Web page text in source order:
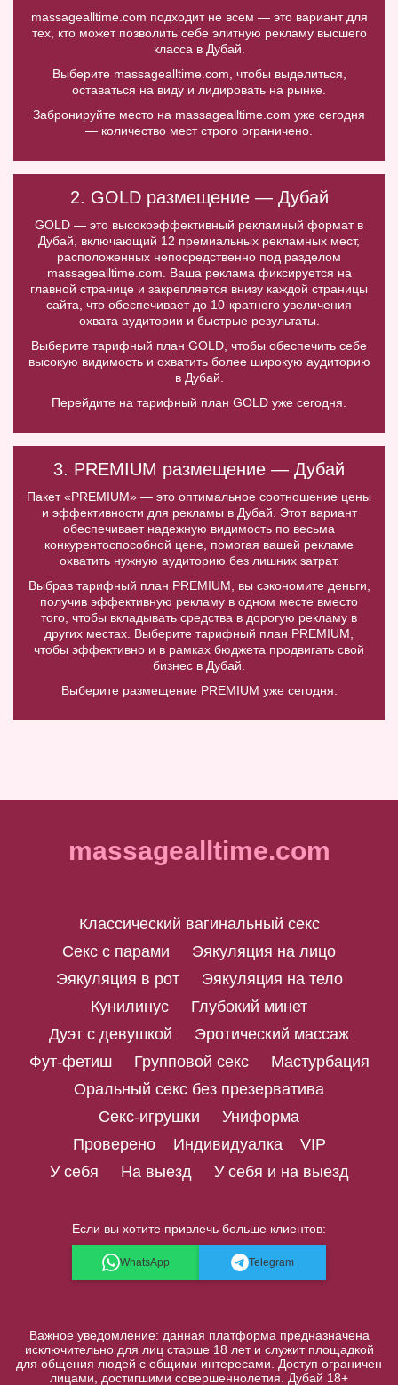
massagealltime.com подходит не всем — это вариант для
тех, кто может позволить себе элитную рекламу высшего
класса в Дубай.
Выберите massagealltime.com, чтобы выделиться,
оставаться на виду и лидировать на рынке.
Забронируйте место на massagealltime.com уже сегодня
— количество мест строго ограничено.
2. GOLD размещение — Дубай
GOLD — это высокоэффективный рекламный формат в
Дубай, включающий 12 премиальных рекламных мест,
расположенных непосредственно под разделом
massagealltime.com. Ваша реклама фиксируется на
главной странице и закрепляется внизу каждой страницы
сайта, что обеспечивает до 10-кратного увеличения
охвата аудитории и быстрые результаты.
Выберите тарифный план GOLD, чтобы обеспечить себе
высокую видимость и охватить более широкую аудиторию
в Дубай.
Перейдите на тарифный план GOLD уже сегодня.
3. PREMIUM размещение — Дубай
Пакет «PREMIUM» — это оптимальное соотношение цены
и эффективности для рекламы в Дубай. Этот вариант
обеспечивает надежную видимость по весьма
конкурентоспособной цене, помогая вашей рекламе
охватить нужную аудиторию без лишних затрат.
Выбрав тарифный план PREMIUM, вы сэкономите деньги,
получив эффективную рекламу в одном месте вместо
того, чтобы вкладывать средства в дорогую рекламу в
других местах. Выберите тарифный план PREMIUM,
чтобы эффективно и в рамках бюджета продвигать свой
бизнес в Дубай.
Выберите размещение PREMIUM уже сегодня.
massagealltime.com
Классический вагинальный секс
Секс с парами
Эякуляция на лицо
Эякуляция в рот
Эякуляция на тело
Кунилинус
Глубокий минет
Дуэт с девушкой
Эротический массаж
Фут-фетиш
Групповой секс
Мастурбация
Оральный секс без презерватива
Секс-игрушки
Униформа
Проверено
Индивидуалка
VIP
У себя
На выезд У себя и на выезд
Если вы хотите привлечь больше клиентов:
WhatsApp Telegram
Важное уведомление: данная платформа предназначена
исключительно для лиц старше 18 лет и служит площадкой
для общения людей с общими интересами. Доступ ограничен
лицами, достигшими совершеннолетия. Дубай 18+